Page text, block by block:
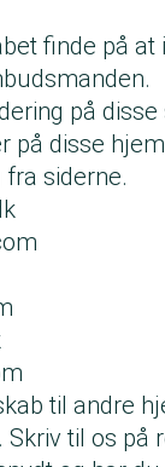
finde på
på disse
på disse
siderne.
til andre
til os på